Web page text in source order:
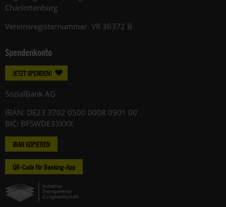
Charlottenburg
Vereinsregisternummer: VR 36372 B
Spendenkonto
JETZT SPENDEN!
SozialBank AG
IBAN: DE23 3702 0500 0008 0901 00
BIC: BFSWDE33XXX
IBAN KOPIEREN
QR-Code für Banking-App